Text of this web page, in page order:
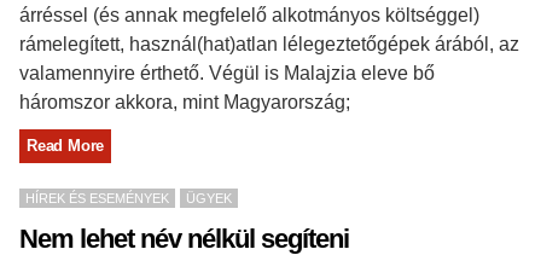
árréssel (és annak megfelelő alkotmányos költséggel)
rámelegített, használ(hat)atlan lélegeztetőgépek árából, az
valamennyire érthető. Végül is Malajzia eleve bő
háromszor akkora, mint Magyarország;
Read More
HÍREK ÉS ESEMÉNYEK ÜGYEK
Nem lehet név nélkül segíteni